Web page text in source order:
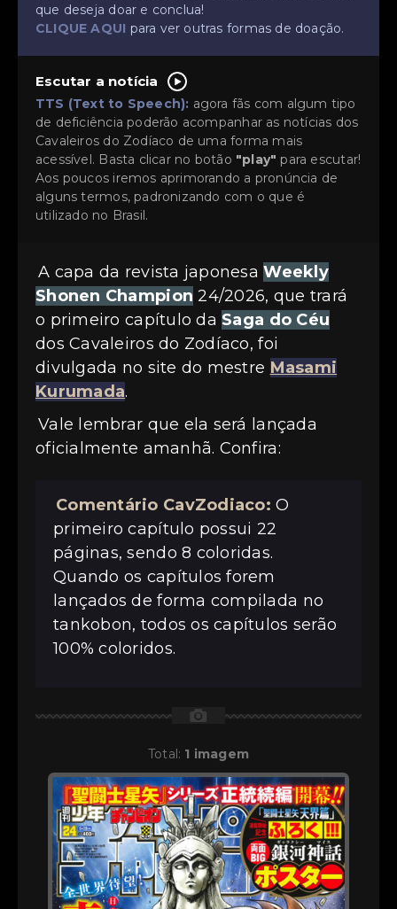
que deseja doar e conclua!
CLIQUE AQUI para ver outras formas de doação.
Escutar a notícia
TTS (Text to Speech): agora fãs com algum tipo
de deficiência poderão acompanhar as notícias dos
Cavaleiros do Zodíaco de uma forma mais
acessível. Basta clicar no botão "play" para escutar!
Aos poucos iremos aprimorando a pronúncia de
alguns termos, padronizando com o que é
utilizado no Brasil.
A capa da revista japonesaWeekly
Shonen Champion 24/2026, que trará
o primeiro capítulo da Saga do Céu
dos Cavaleiros do Zodíaco, foi
divulgada no site do mestre Masami
Kurumada.
Vale lembrar que ela será lançada
oficialmente amanhã. Confira:
Comentário CavZodiaco: O
primeiro capítulo possui 22
páginas, sendo 8 coloridas.
Quando os capítulos forem
lançados de forma compilada no
tankobon, todos os capítulos serão
100% coloridos.
📷
Total: 1 imagem